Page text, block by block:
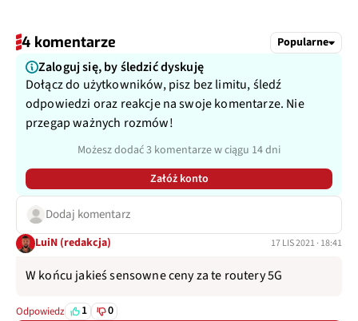
4 komentarze Popularne
Zaloguj się, by śledzić dyskuję
Dołącz do użytkowników, pisz bez limitu, śledź
odpowiedzi oraz reakcje na swoje komentarze. Nie
przegap ważnych rozmów!
Możesz dodać 3 komentarze w ciągu 14 dni
Załóż konto
Dodaj komentarz
LuiN (redakcja) 17 LIS 2021 · 18:41
W końcu jakieś sensowne ceny za te routery 5G
Odpowiedz 1 0